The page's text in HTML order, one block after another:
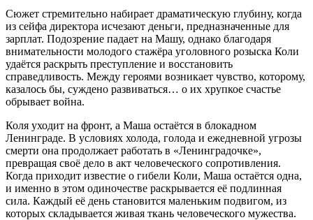
Сюжет стремительно набирает драматическую глубину, когда
из сейфа директора исчезают деньги, предназначенные для
зарплат. Подозрение падает на Машу, однако благодаря
внимательности молодого стажёра уголовного розыска Коли
удаётся раскрыть преступление и восстановить
справедливость. Между героями возникает чувство, которому,
казалось бы, суждено развиваться… о их хрупкое счастье
обрывает война.
Коля уходит на фронт, а Маша остаётся в блокадном
Ленинграде. В условиях холода, голода и ежедневной угрозы
смерти она продолжает работать в «Ленинградочке»,
превращая своё дело в акт человеческого сопротивления.
Когда приходит известие о гибели Коли, Маша остаётся одна,
и именно в этом одиночестве раскрывается её подлинная
сила. Каждый её день становится маленьким подвигом, из
которых складывается живая ткань человеческого мужества.